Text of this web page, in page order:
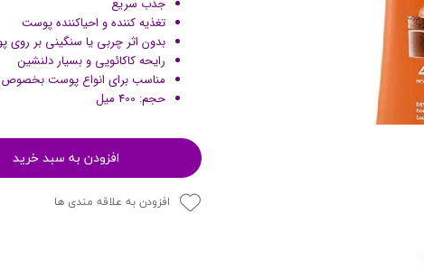
پرایمر
تغذیه کننده و احیاکننده پوست
بدون اثر چربی یا سنگینی بر
رایحه کاکائویی و بسیار دلنشین
مناسب برای انواع پوست
حجم: 400 میل
افزودن به سبد خرید
افزودن به علاقه مندی ها